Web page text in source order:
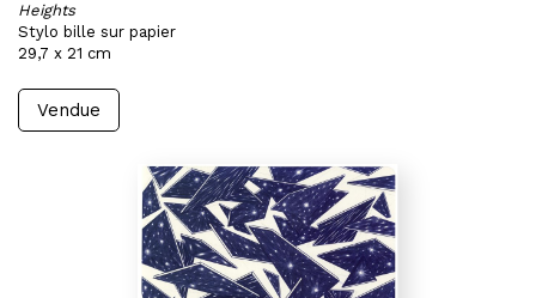
Heights
Stylo bille sur papier
29,7 x 21 cm
Vendue